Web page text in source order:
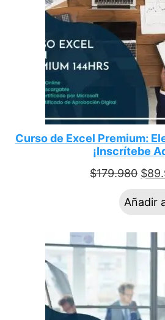
Curso de Excel Premium:
¡Inscrítebe
$179.980 $
Añadir